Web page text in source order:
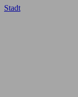
Stadt